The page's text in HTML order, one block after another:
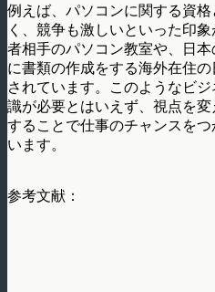
例えば、パソコンに関する資
く、競争も激しいといった印
者相手のパソコン教室や、日
に書類の作成をする海外在住
されています。このようなビ
識が必要とはいえず、視点を
することで仕事のチャンスを
います。
参考文献：